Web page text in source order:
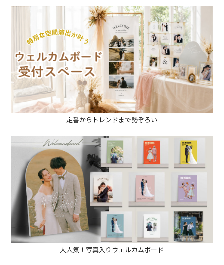
定番からトレンドまで勢ぞろい
大人気！写真入りウェルカムボード